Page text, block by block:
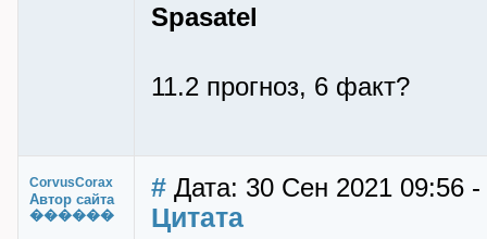
Spasatel
11.2 прогноз, 6 факт?
CorvusCorax
Автор сайта
������
# Дата: 30 Сен 2021 09:56
Цитата